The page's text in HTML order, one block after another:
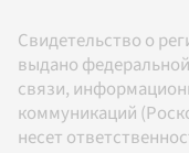
Свидетельство о
выдано
связи,
коммуникаций
несет